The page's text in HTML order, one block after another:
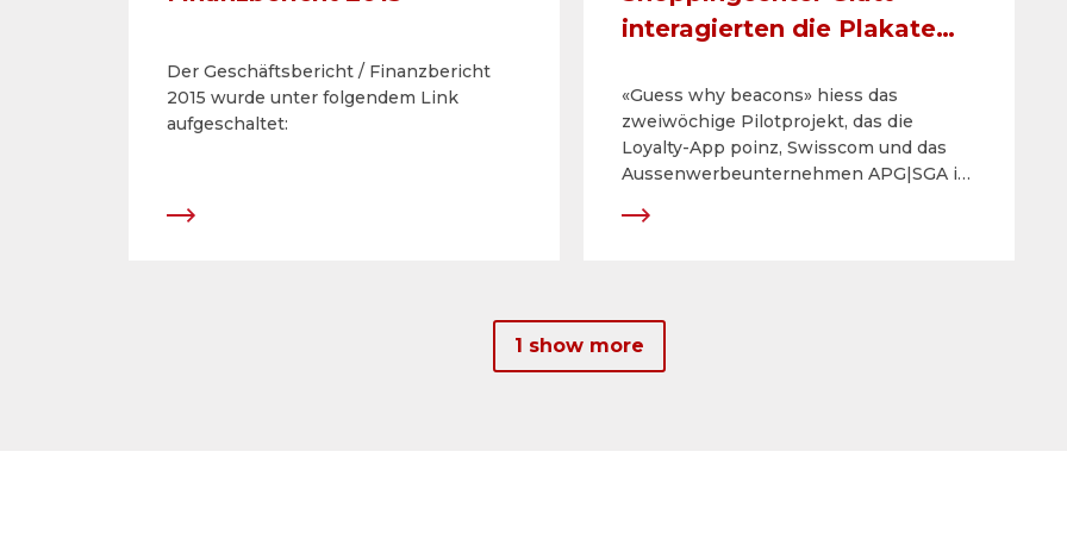
Der Geschäftsbericht / Finanzbericht
2015 wurde unter folgendem Link
interagierten die Plakate
«Guess why beacons» hiess das
zweiwöchige Pilotprojekt, das die
Loyalty-App poinz, Swisscom und das
Aussenwerbeunternehmen APG|SGA im
lancierten. Die drei Partner testeten
1 show more